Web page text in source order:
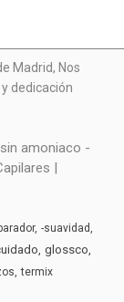
Madrid, Nos
dedicación
amoniaco -
|
-suavidad
glossco
termix